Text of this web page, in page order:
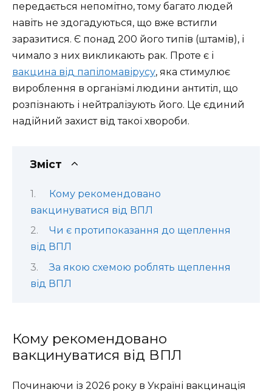
передається непомітно, тому багато людей
навіть не здогадуються, що вже встигли
заразитися. Є понад 200 його типів (штамів), і
чимало з них викликають рак. Проте є і
вакцина від папіломавірусу, яка стимулює
вироблення в організмі людини антитіл, що
розпізнають і нейтралізують його. Це єдиний
надійний захист від такої хвороби.
Зміст
Кому рекомендовано
вакцинуватися від ВПЛ
Чи є протипоказання до щеплення
від ВПЛ
За якою схемою роблять щеплення
від ВПЛ
Кому рекомендовано
вакцинуватися від ВПЛ
Починаючи із 2026 року в Україні вакцинація